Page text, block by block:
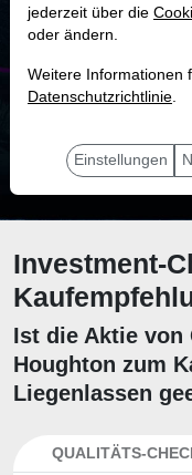
mit
Investment-
Ist die Aktie von
Houghton zum
Liegenlassen
QUALITÄTS-
jederzeit über die
oder ändern.
Weitere Informationen
Datenschutzrichtlinie.
Einstellungen